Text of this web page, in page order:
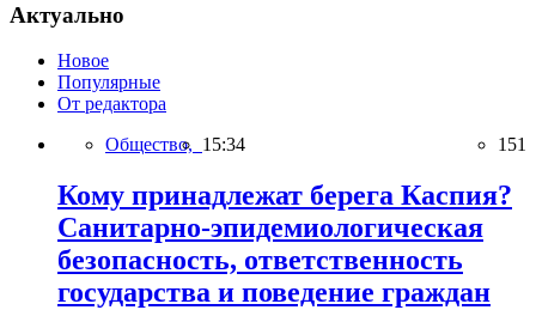
Актуально
Новое
Популярные
От редактора
Общество, 15:34 151
Кому принадлежат берега Каспия?
Санитарно-эпидемиологическая
безопасность, ответственность
государства и поведение граждан